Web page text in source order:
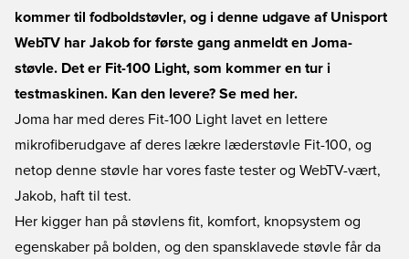
kommer til fodboldstøvler, og i denne udgave af Unisport
WebTV har Jakob for første gang anmeldt en Joma-
støvle. Det er Fit-100 Light, som kommer en tur i
testmaskinen. Kan den levere? Se med her.
Joma har med deres Fit-100 Light lavet en lettere
mikrofiberudgave af deres lækre læderstøvle Fit-100, og
netop denne støvle har vores faste tester og WebTV-vært,
Jakob, haft til test.
Her kigger han på støvlens fit, komfort, knopsystem og
egenskaber på bolden, og den spansklavede støvle får da